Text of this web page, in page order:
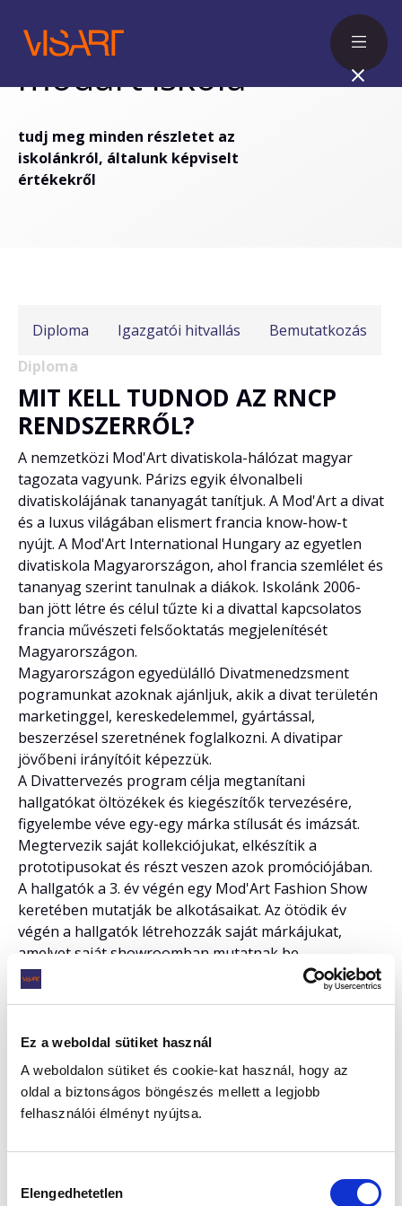
Ez a weboldal sütiket használ
A weboldalon sütiket és cookie-kat használ, hogy az
oldal a biztonságos böngészés mellett a legjobb
felhasználói élményt nyújtsa.
kiválasztása
Elengedhetetlen
modart iskola
tudj meg minden részletet az
iskolánkról, általunk képviselt
értékekről
Diploma Igazgatói hitvallás
Bemutatkozás
Diploma
MIT KELL TUDNOD AZ RNCP
RENDSZERRŐL?
A nemzetközi Mod'Art divatiskola-hálózat magyar
tagozata vagyunk. Párizs egyik élvonalbeli
divatiskolájának tananyagát tanítjuk. A Mod'Art a divat
és a luxus világában elismert francia know-how-t
nyújt. A Mod'Art International Hungary az egyetlen
divatiskola Magyarországon, ahol francia szemlélet és
tananyag szerint tanulnak a diákok. Iskolánk 2006-
ban jött létre és célul tűzte ki a divattal kapcsolatos
francia művészeti felsőoktatás megjelenítését
Magyarországon.
Magyarországon egyedülálló Divatmenedzsment
pogramunkat azoknak ajánljuk, akik a divat területén
marketinggel, kereskedelemmel, gyártással,
beszerzésel szeretnének foglalkozni. A divatipar
jövőbeni irányítóit képezzük.
A Divattervezés program célja megtanítani
hallgatókat öltözékek és kiegészítők tervezésére,
figyelembe véve egy-egy márka stílusát és imázsát.
Megtervezik saját kollekciójukat, elkészítik a
prototipusokat és részt veszen azok promóciójában.
A hallgatók a 3. év végén egy Mod'Art Fashion Show
keretében mutatják be alkotásaikat. Az ötödik év
végén a hallgatók létrehozzák saját márkájukat,
amelyet saját showroomban mutatnak be.
A főiskolai szintű képzések mellett egyéb
Divatkommunikáció program, amelynek célja a
divatipar szenvedélyes közvetítőinek képzése. Ez a
program vizuális, művészeti, trend és
termékismeretek alapján olyan kommunikációs
ismereteket nyújt, amelyek segítségével a hallgató
azonnal reagál a divat gyorsan változó kihívásaira,
fenn és közösségi hálózatokra animált tartalmakat,